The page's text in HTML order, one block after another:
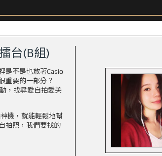
台(B組)
是不是也放著Casio
重要的一部分？
，找尋愛自拍愛美
機，就能輕鬆地幫
拍照，我們要找的